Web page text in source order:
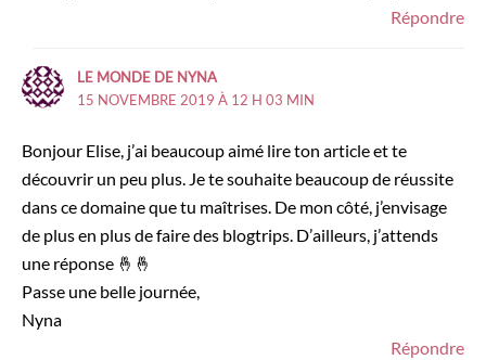
Répondre
LE MONDE DE NYNA
15 NOVEMBRE 2019 À 12 H 03 MIN
Bonjour Elise, j’ai beaucoup aimé lire ton article et te
découvrir un peu plus. Je te souhaite beaucoup de réussite
dans ce domaine que tu maîtrises. De mon côté, j’envisage
de plus en plus de faire des blogtrips. D’ailleurs, j’attends
une réponse 🤞🤞
Passe une belle journée,
Nyna
Répondre